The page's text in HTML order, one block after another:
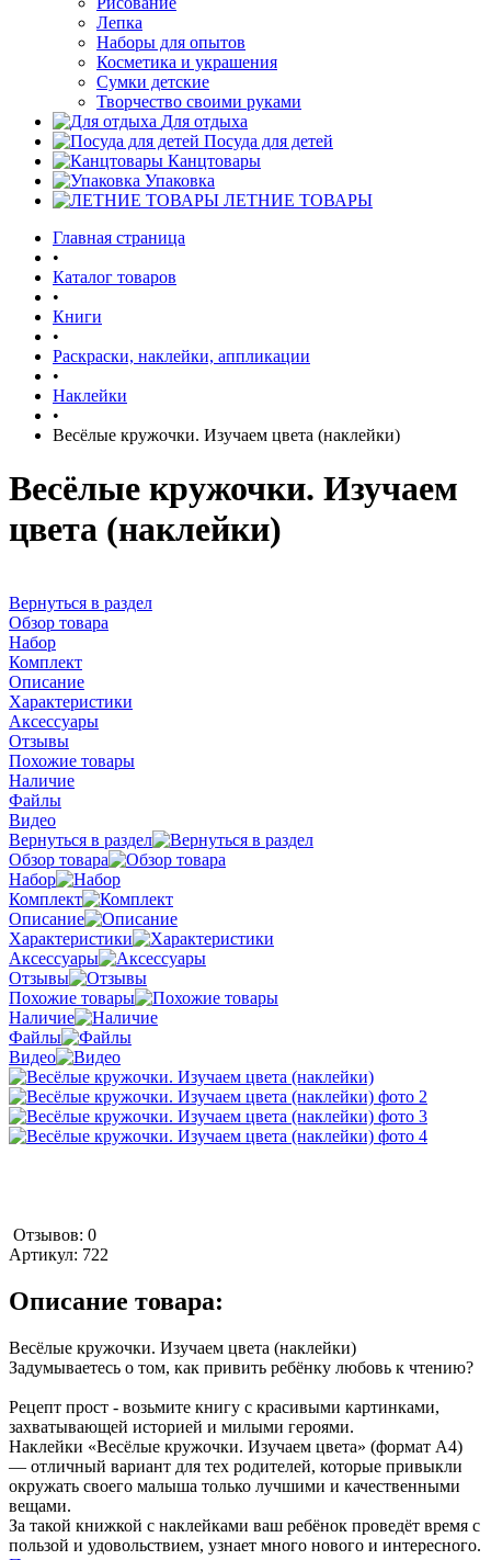
Лепка
Наборы для опытов
Косметика и украшения
Сумки детские
Творчество своими руками
Для отдыха
Посуда для детей
Канцтовары
Упаковка
ЛЕТНИЕ ТОВАРЫ
Главная страница
•
Каталог товаров
•
Книги
•
Раскраски, наклейки, аппликации
•
Наклейки
•
Весёлые кружочки. Изучаем цвета (наклейки)
Весёлые кружочки. Изучаем
цвета (наклейки)
Вернуться в раздел
Обзор товара
Набор
Комплект
Описание
Характеристики
Аксессуары
Отзывы
Похожие товары
Наличие
Файлы
Видео
Вернуться в раздел
Обзор товара
Набор
Комплект
Описание
Характеристики
Аксессуары
Отзывы
Похожие товары
Наличие
Файлы
Видео
Отзывов: 0
Артикул: 722
Описание товара:
Весёлые кружочки. Изучаем цвета (наклейки)
Задумываетесь о том, как привить ребёнку любовь к чтению?
Рецепт прост - возьмите книгу с красивыми картинками,
захватывающей историей и милыми героями.
Наклейки «Весёлые кружочки. Изучаем цвета» (формат А4)
— отличный вариант для тех родителей, которые привыкли
окружать своего малыша только лучшими и качественными
вещами.
За такой книжкой с наклейками ваш ребёнок проведёт время с
пользой и удовольствием, узнает много нового и интересного.